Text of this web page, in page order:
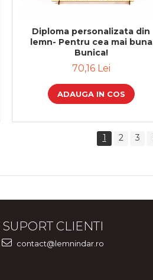
Diploma personalizata din
lemn- Pentru cea mai buna
Bunica!
70,16 Lei
ADAUGA IN COS
1 2 3
SUPORT CLIENTI
contact@lemnindar.ro